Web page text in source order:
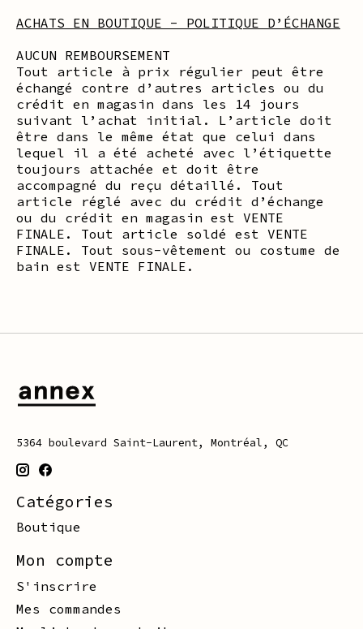
ACHATS EN BOUTIQUE - POLITIQUE D’ÉCHANGE
AUCUN REMBOURSEMENT
Tout article à prix régulier peut être
échangé contre d’autres articles ou du
crédit en magasin dans les 14 jours
suivant l’achat initial. L’article doit
être dans le même état que celui dans
lequel il a été acheté avec l’étiquette
toujours attachée et doit être
accompagné du reçu détaillé. Tout
article réglé avec du crédit d’échange
ou du crédit en magasin est VENTE
FINALE. Tout article soldé est VENTE
FINALE. Tout sous-vêtement ou costume de
bain est VENTE FINALE.
5364 boulevard Saint-Laurent, Montréal, QC
Catégories
Boutique
Mon compte
S'inscrire
Mes commandes